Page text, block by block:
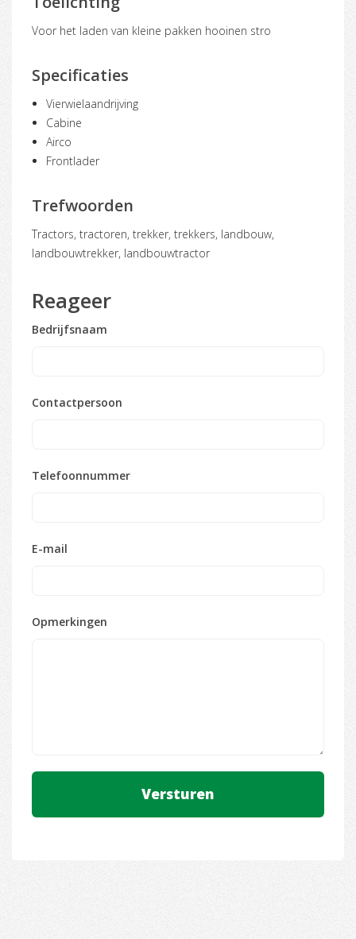
voor het laden van kleine pakken hooinen stro
Specificaties
Vierwielaandrijving
Cabine
Airco
Frontlader
Trefwoorden
tractors, tractoren, trekker, trekkers, landbouw,
landbouwtrekker, landbouwtractor
Reageer
Bedrijfsnaam
Contactpersoon
Telefoonnummer
E-mail
Opmerkingen